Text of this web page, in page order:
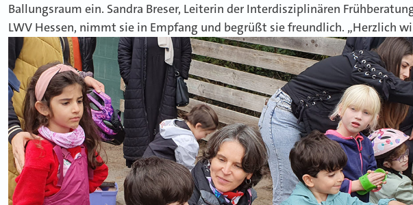
Ballungsraum ein. Sandra Breser, Leiterin der Interdisziplinären
LWV Hessen, nimmt sie in Empfang und begrüßt sie freundlich. „Herzlich